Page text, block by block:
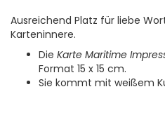
Ausreichend Platz für liebe
Karteninnere.
Die Karte Maritime
Format 15 x 15 cm.
Sie kommt mit weißem